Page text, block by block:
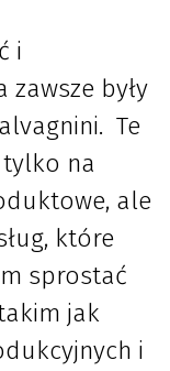
i
zawsze były
Te
na
ale
które
sprostać
jak
i